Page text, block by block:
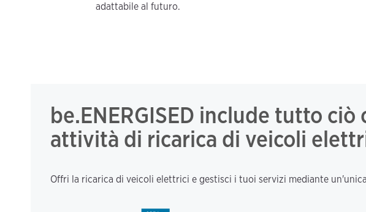
adattabile al futuro.
be.ENERGISED include tutto
attività di ricarica di veicoli
Offri la ricarica di veicoli elettrici e gestisci i tuoi servizi mediante